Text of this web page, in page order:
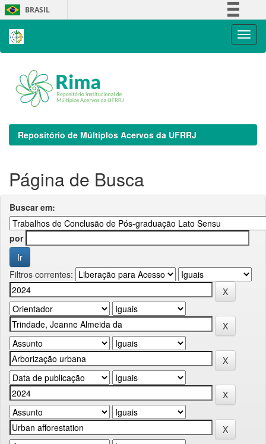
Skip
navigation
BRASIL
Repositório de Múltiplos Acervos da UFRRJ
Página de Busca
Buscar em:
por
Filtros correntes: